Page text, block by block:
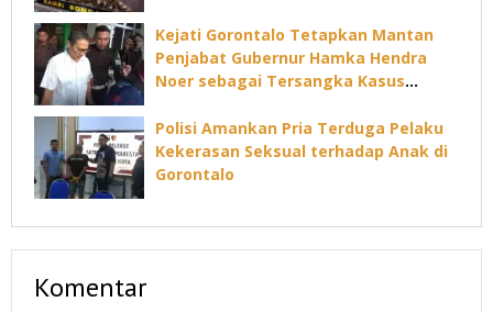
Kejati Gorontalo Tetapkan Mantan
Penjabat Gubernur Hamka Hendra
Noer sebagai Tersangka Kasus
Polisi Amankan Pria Terduga Pelaku
Kekerasan Seksual terhadap Anak di
Gorontalo
Komentar